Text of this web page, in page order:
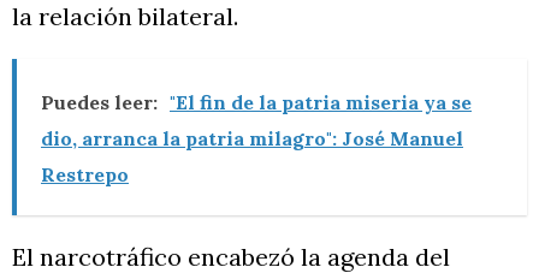
la relación bilateral.
Puedes leer: "El fin de la patria miseria ya se
dio, arranca la patria milagro": José Manuel
Restrepo
El narcotráfico encabezó la agenda del